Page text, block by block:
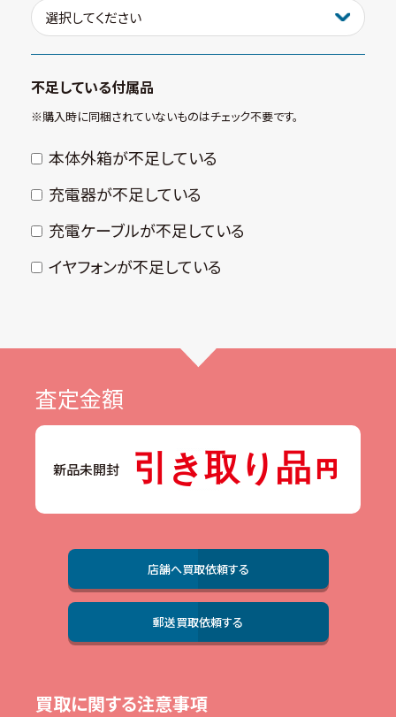
不足している付属品
※購⼊時に同梱されていないものはチェック不要です。
本体外箱が不⾜している
充電器が不⾜している
充電ケーブルが不⾜している
イヤフォンが不⾜している
査定金額
新品未開封 引き取り品
店舗へ買取依頼する
郵送買取依頼する
買取に関する注意事項